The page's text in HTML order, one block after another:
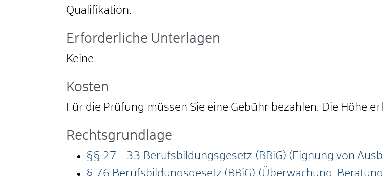
Qualifikation.
Erforderliche Unterlagen
Keine
Kosten
Für die Prüfung müssen Sie eine Gebühr bezahlen. Die Höhe
Rechtsgrundlage
§§ 27 - 33 Berufsbildungsgesetz (BBiG) (Eignung von